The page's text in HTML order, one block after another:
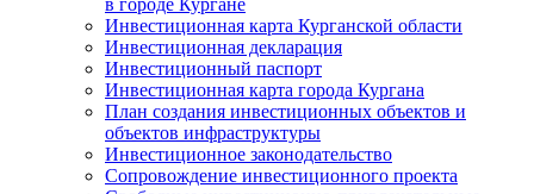
в городе Кургане
Инвестиционная карта Курганской области
Инвестиционная декларация
Инвестиционный паспорт
Инвестиционная карта города Кургана
План создания инвестиционных объектов и
объектов инфраструктуры
Инвестиционное законодательство
Сопровождение инвестиционного проекта